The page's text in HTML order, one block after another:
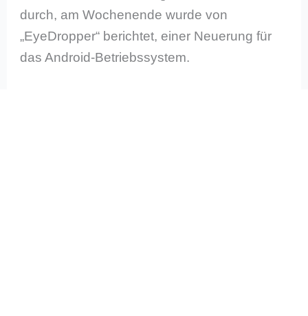
durch, am Wochenende wurde von
„EyeDropper“ berichtet, einer Neuerung für
das Android-Betriebssystem.